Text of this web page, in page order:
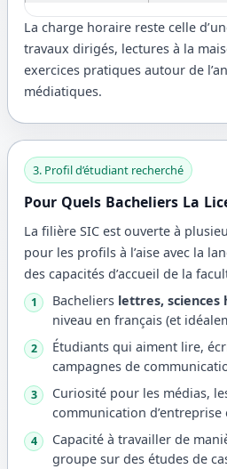
La charge horaire reste celle
travaux dirigés, lectures à la
exercices pratiques autour de
médiatiques.
3. Profil d’étudiant recherché
Pour Quels Bacheliers La
La filière SIC est ouverte à
pour les profils à l’aise avec la
des capacités d’accueil de la
1 Bacheliers lettres, sciences
niveau en français (et
2
Étudiants qui aiment lire,
campagnes de
3
Curiosité pour les médias,
communication
4
Capacité à travailler de
groupe sur des études de